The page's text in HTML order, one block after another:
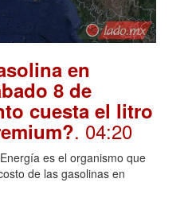
en
8 de
cuesta el litro
. 04:20
es el organismo que
de las gasolinas en